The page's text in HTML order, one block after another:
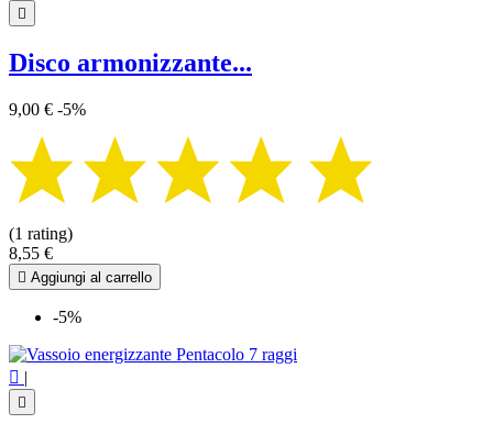

Disco armonizzante...
9,00 € -5%
(1 rating)
8,55 €
 Aggiungi al carrello
-5%
 |
